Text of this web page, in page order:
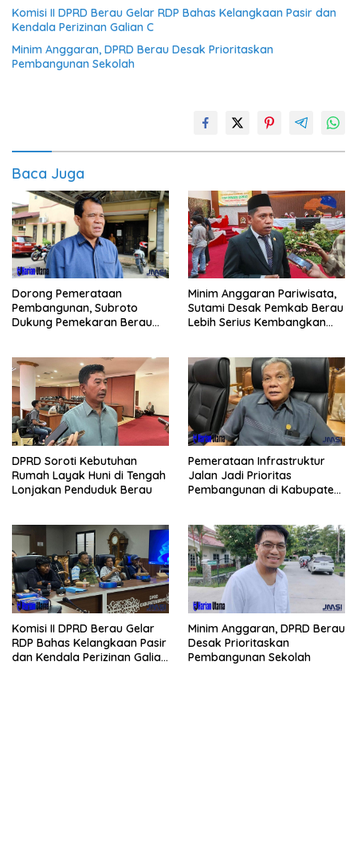
Komisi II DPRD Berau Gelar RDP Bahas Kelangkaan Pasir dan
Kendala Perizinan Galian C
Minim Anggaran, DPRD Berau Desak Prioritaskan
Pembangunan Sekolah
Baca Juga
Dorong Pemerataan
Pembangunan, Subroto
Dukung Pemekaran Berau
Minim Anggaran Pariwisata,
Sutami Desak Pemkab Berau
Lebih Serius Kembangkan
DPRD Soroti Kebutuhan
Rumah Layak Huni di Tengah
Lonjakan Penduduk Berau
Pemerataan Infrastruktur
Jalan Jadi Prioritas
Pembangunan di Kabupaten
Komisi II DPRD Berau Gelar
RDP Bahas Kelangkaan Pasir
dan Kendala Perizinan Galian
Minim Anggaran, DPRD Berau
Desak Prioritaskan
Pembangunan Sekolah